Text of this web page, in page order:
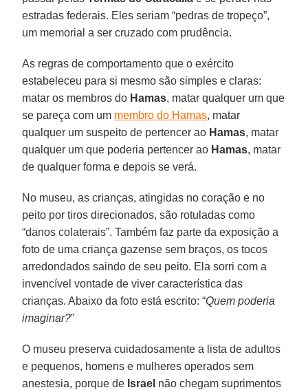
estradas federais. Eles seriam “pedras de tropeço”,
um memorial a ser cruzado com prudência.
As regras de comportamento que o exército
estabeleceu para si mesmo são simples e claras:
matar os membros do Hamas, matar qualquer um que
se pareça com um membro do Hamas, matar
qualquer um suspeito de pertencer ao Hamas, matar
qualquer um que poderia pertencer ao Hamas, matar
de qualquer forma e depois se verá.
No museu, as crianças, atingidas no coração e no
peito por tiros direcionados, são rotuladas como
“danos colaterais”. Também faz parte da exposição a
foto de uma criança gazense sem braços, os tocos
arredondados saindo de seu peito. Ela sorri com a
invencível vontade de viver característica das
crianças. Abaixo da foto está escrito: “Quem poderia
imaginar?”
O museu preserva cuidadosamente a lista de adultos
e pequenos, homens e mulheres operados sem
anestesia, porque de Israel não chegam suprimentos